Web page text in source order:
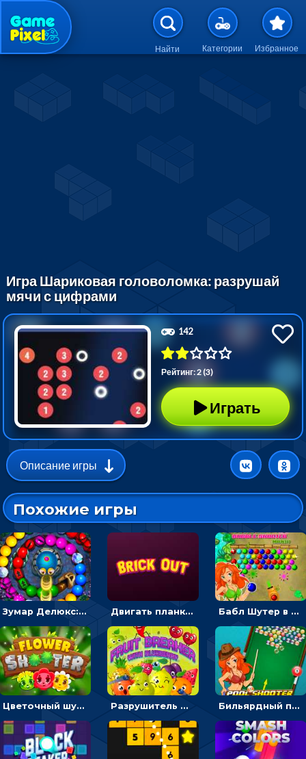
Перейти к основному
Найти Категории Избранное
Игра Шариковая головоломка: разрушай
мячи с цифрами
142
Рейтинг: 2 (3)
Играть
Описание игры
Похожие игры
Зумар Делюкс: бросай шарики с черепашкой, чтобы остановить очередь Двигать планку и бить шариком по цветным блокам - гиперказуальная Бабл Шутер в джунглях: стрелять шариками по цветным целям
Цветочный шутер: стрелять пчелками по цветам Разрушитель фруктов: стрелять ягодами по ананасам Бильярдный пул: стрелять шариками, чтобы взрывать одинаковые